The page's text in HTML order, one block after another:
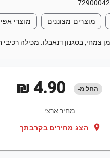
מוצרים מצוננים מוצרי
בסגנון דנאבלו. מכילה רכיבי חלב
החל מ-
מחיר ארצי
location_on הצג מחירים בקרבתך